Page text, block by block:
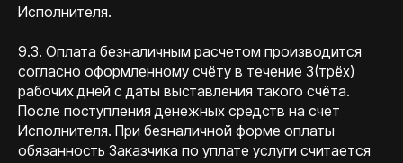
Исполнителя.
9.3. Оплата безналичным расчетом производится
согласно оформленному счёту в течение 3(трёх)
рабочих дней с даты выставления такого счёта.
После поступления денежных средств на счет
Исполнителя. При безналичной форме оплаты
обязанность Заказчика по уплате услуги считается